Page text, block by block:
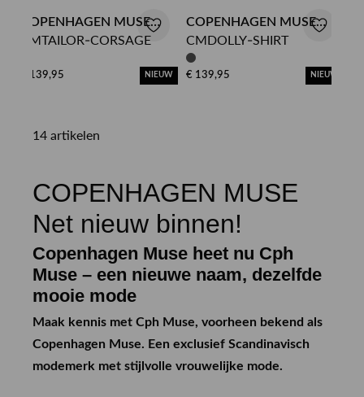
COPENHAGEN MUSE
GILET
CMTAILOR-CORSAGE
€ 139,95 NIEUW
COPENHAGEN MUSE
BLOUSE
CMDOLLY-SHIRT
€ 139,95 NIEUW
14 artikelen
COPENHAGEN MUSE
Net nieuw binnen!
Copenhagen Muse heet nu Cph
Muse – een nieuwe naam, dezelfde
mooie mode
Maak kennis met Cph Muse, voorheen bekend als
Copenhagen Muse. Een exclusief Scandinavisch
modemerk met stijlvolle vrouwelijke mode.